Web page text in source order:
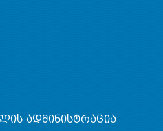
ადმინისტრაცია